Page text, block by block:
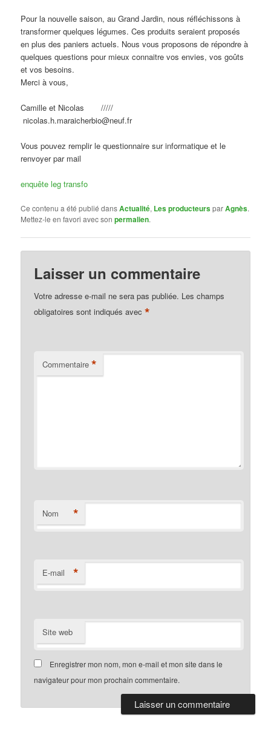
Pour la nouvelle saison, au Grand Jardin, nous réfléchissons à
transformer quelques légumes. Ces produits seraient proposés
en plus des paniers actuels. Nous vous proposons de répondre à
quelques questions pour mieux connaitre vos envies, vos goûts
et vos besoins.
Merci à vous,
Camille et Nicolas /////
nicolas.h.maraicherbio@neuf.fr
Vous pouvez remplir le questionnaire sur informatique et le
renvoyer par mail
enquête leg transfo
Ce contenu a été publié dansActualité, Les producteursparAgnès.
Mettez-le en favori avec sonpermalien.
Laisser un commentaire
Votre adresse e-mail ne sera pas publiée. Les champs
obligatoires sont indiqués avec*
Commentaire *
Nom *
E-mail *
Site web
Enregistrer mon nom, mon e-mail et mon site dans le
navigateur pour mon prochain commentaire.